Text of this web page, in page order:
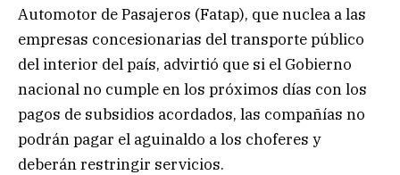
Automotor de Pasajeros (Fatap), que nuclea a las
empresas concesionarias del transporte público
del interior del país, advirtió que si el Gobierno
nacional no cumple en los próximos días con los
pagos de subsidios acordados, las compañías no
podrán pagar el aguinaldo a los choferes y
deberán restringir servicios.